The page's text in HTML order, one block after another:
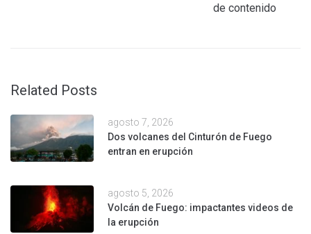
de contenido
Related Posts
agosto 7, 2026
Dos volcanes del Cinturón de Fuego
entran en erupción
agosto 5, 2026
Volcán de Fuego: impactantes videos de
la erupción